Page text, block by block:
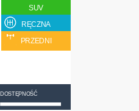
SUV
RĘCZNA
PRZEDNI
DOSTĘPNOŚĆ